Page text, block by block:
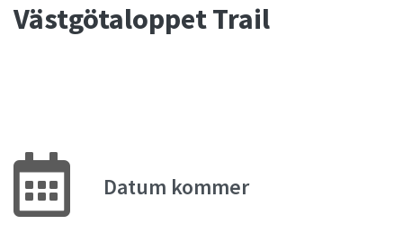
Västgötaloppet Trail
Datum kommer